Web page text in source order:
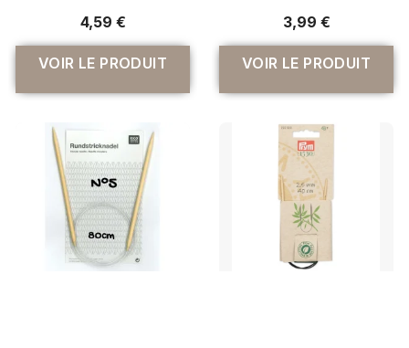
4,59 €
VOIR LE PRODUIT
3,99 €
VOIR LE PRODUIT